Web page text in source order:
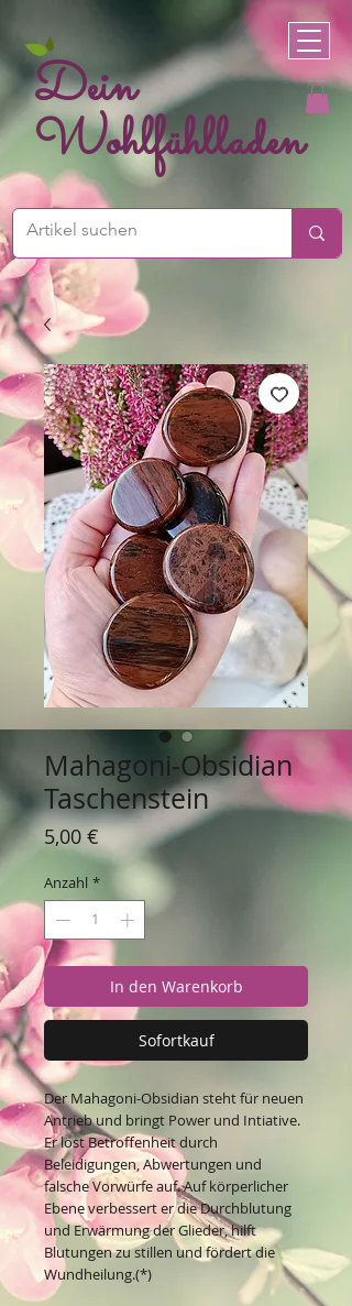
Dein
Wohlfühlladen
Mahagoni-Obsidian
Taschenstein
5,00 €Preis
Anzahl *
In den Warenkorb
Sofortkauf
Der Mahagoni-Obsidian steht für neuen
Antrieb und bringt Power und Intiative.
Er löst Betroffenheit durch
Beleidigungen, Abwertungen und
falsche Vorwürfe auf. Auf körperlicher
Ebene verbessert er die Durchblutung
und Erwärmung der Glieder, hilft
Blutungen zu stillen und fördert die
Wundheilung.(*)